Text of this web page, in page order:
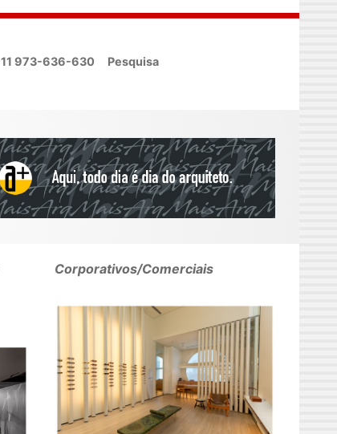
11 973-636-630 Pesquisa
Corporativos/Comerciais